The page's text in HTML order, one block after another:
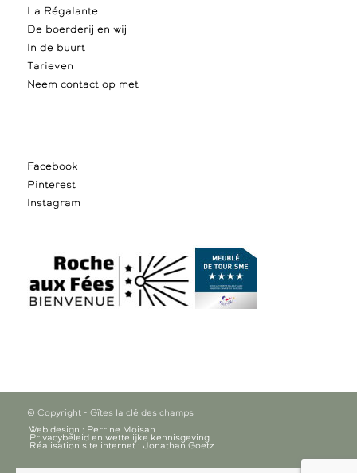
La Régalante
De boerderij en wij
In de buurt
Tarieven
Neem contact op met
Facebook
Pinterest
Instagram
© Copyright - Gîtes la clé des champs
Web design : Perrine Moisan
Privacybeleid en wettelijke kennisgeving
Réalisation site internet : Jonathan Goetz